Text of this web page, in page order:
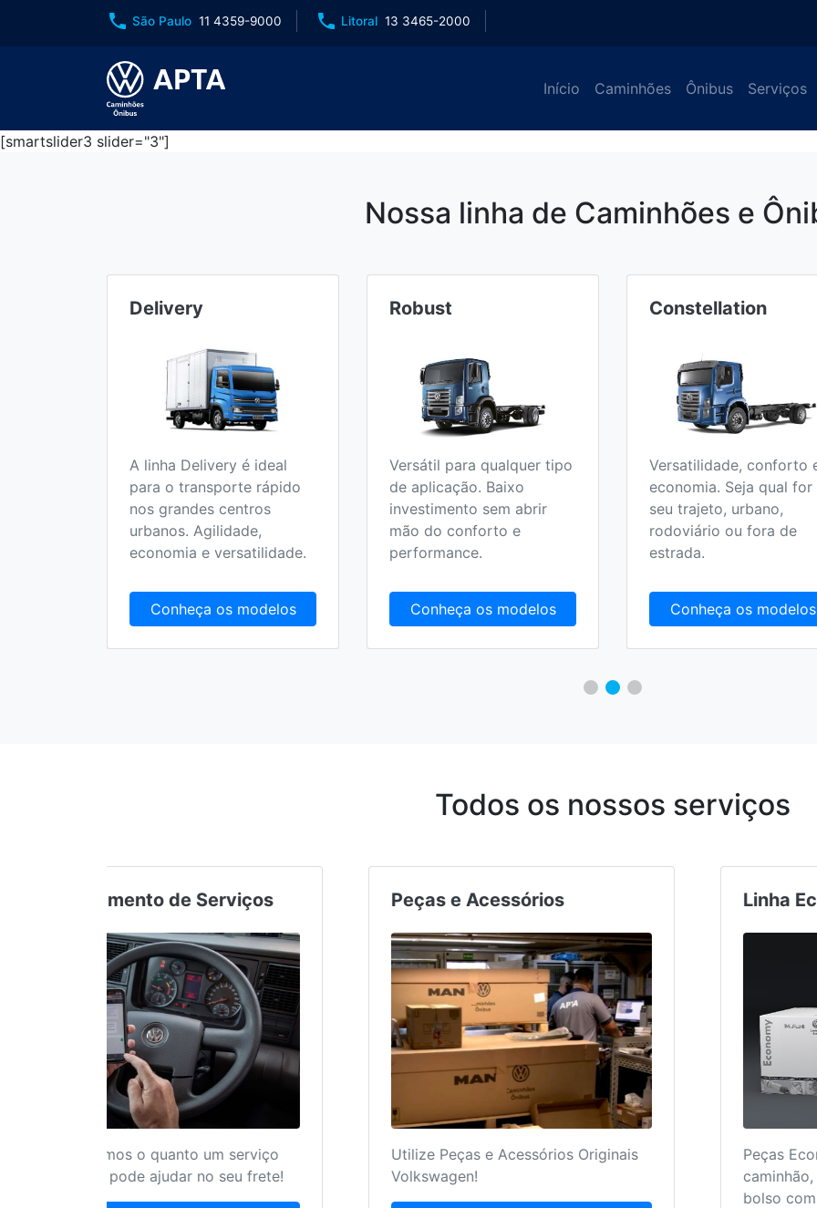
phone São Paulo 11 4359-9000 phone Litoral 13 3465-2000
Início Caminhões Ônibus Serviços
[smartslider3 slider="3"]
Nossa linha de Caminhões e
Delivery
A linha Delivery é ideal
para o transporte rápido
nos grandes centros
urbanos. Agilidade,
economia e versatilidade.
Conheça os modelos
Robust
Versátil para qualquer tipo
de aplicação. Baixo
investimento sem abrir
mão do conforto e
performance.
Conheça os modelos
Constellation
Versatilidade, conforto
economia. Seja qual for
seu trajeto, urbano,
rodoviário ou fora de
estrada.
Conheça os modelos
Todos os nossos serviços
Agendamento de Serviços
Nós sabemos o quanto um serviço
bem feito pode ajudar no seu frete!
Peças e Acessórios
Utilize Peças e Acessórios Originais